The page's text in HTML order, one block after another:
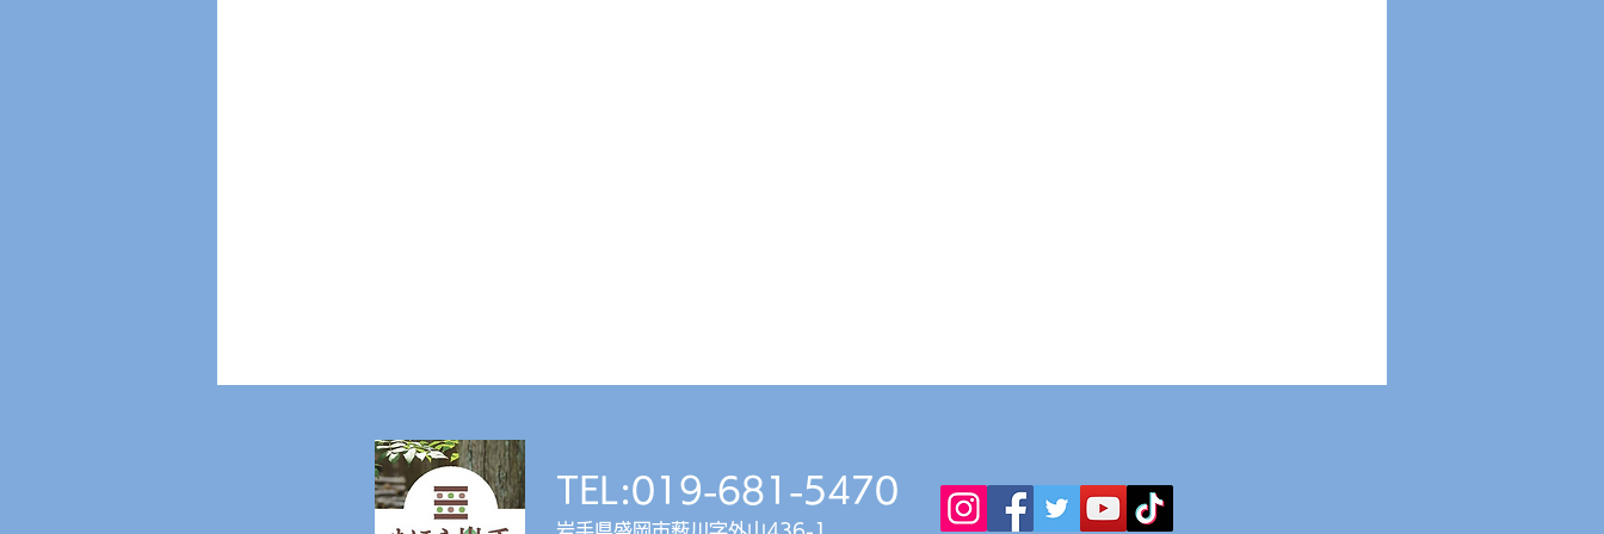
冒険のルール ① まずは自由に遊
TEL:019-681-5470
岩手県盛岡市薮川字外山436-1